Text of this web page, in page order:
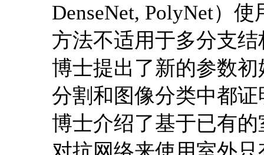
DenseNet, PolyNet）
方法不适用于多分支
博士提出了新的参数
分割和图像分类中都
博士介绍了基于已有